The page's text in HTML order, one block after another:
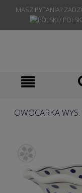
MASZ PYTANIA?
OWOCARKA